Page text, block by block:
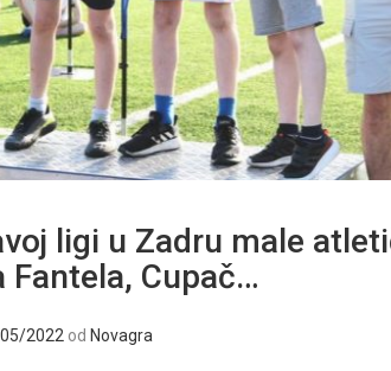
ligi u Zadru male
Fantela, Cupač…
2022 od Novagra